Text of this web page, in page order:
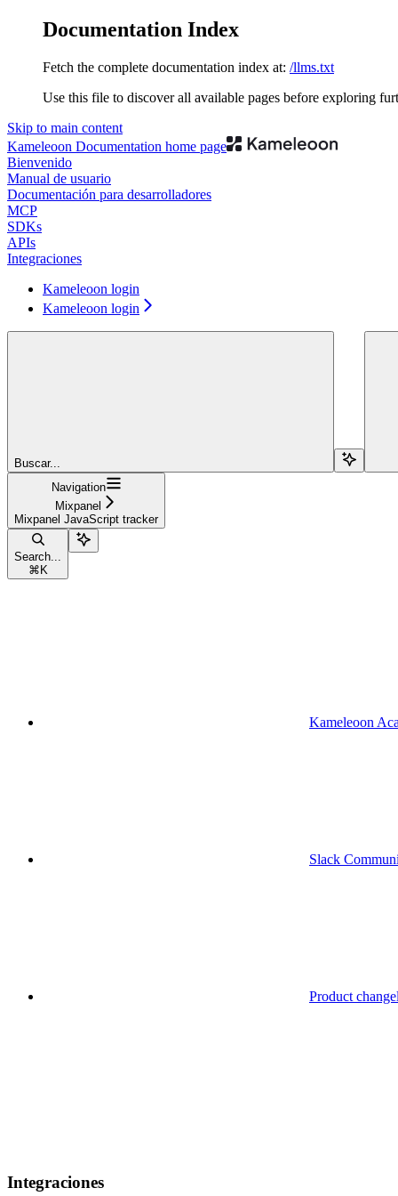
Documentation Index
Fetch the complete documentation index at: /llms.txt
Use this file to discover all available pages before exploring
Skip to main content
Kameleoon Documentation home page
Bienvenido
Manual de usuario
Documentación para desarrolladores
MCP
SDKs
APIs
Integraciones
Kameleoon login
Kameleoon login
Buscar...
Navigation
Mixpanel
Mixpanel JavaScript tracker
Search...
⌘ K
Kameleoon
Slack
Product
Integraciones